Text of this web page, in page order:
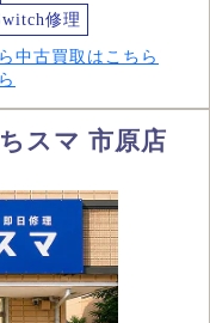
修理
中古買取はこちら
スマ 市原店